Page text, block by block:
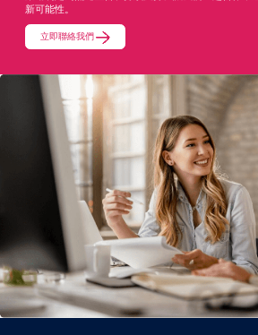
新可能性。
立即聯絡我們